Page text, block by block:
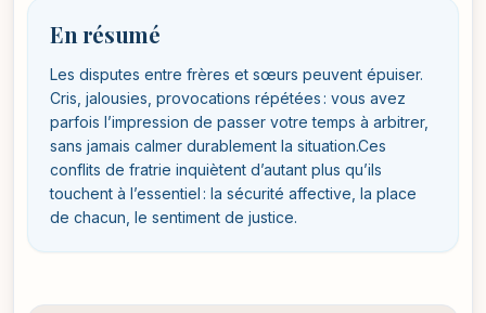
En résumé
Les disputes entre frères et sœurs peuvent épuiser.
Cris, jalousies, provocations répétées : vous avez
parfois l’impression de passer votre temps à arbitrer,
sans jamais calmer durablement la situation.Ces
conflits de fratrie inquiètent d’autant plus qu’ils
touchent à l’essentiel : la sécurité affective, la place
de chacun, le sentiment de justice.